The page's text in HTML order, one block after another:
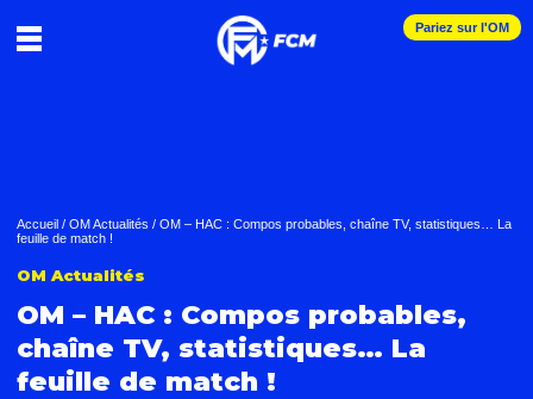
Pariez sur l'OM
Accueil / OM Actualités / OM – HAC : Compos probables, chaîne TV, statistiques… La
feuille de match !
OM Actualités
OM – HAC : Compos probables,
chaîne TV, statistiques… La
feuille de match !